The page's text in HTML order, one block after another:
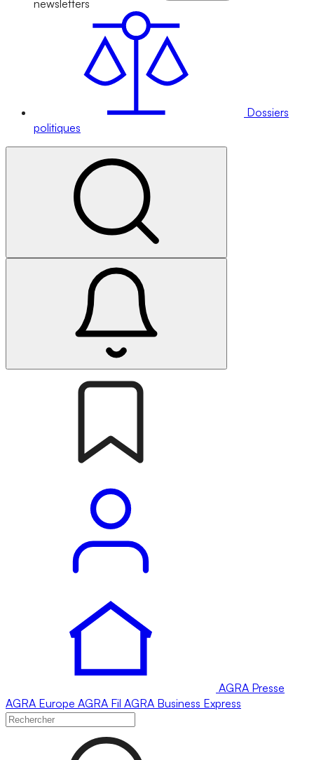
newsletters
Dossiers
politiques
AGRA Presse
AGRA Europe AGRA Fil AGRA Business Express